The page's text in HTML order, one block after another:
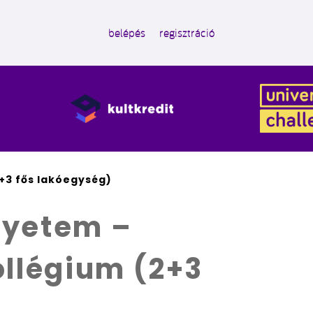
belépés regisztráció
fős lakóegység)
–
(2+3